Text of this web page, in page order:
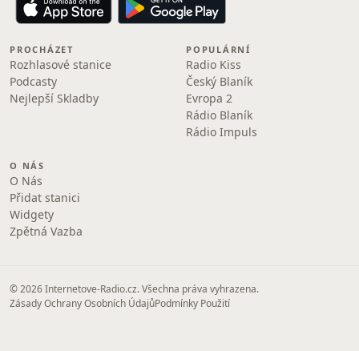
PROCHÁZET
Rozhlasové stanice
Podcasty
Nejlepší Skladby
POPULÁRNÍ
Radio Kiss
Český Blaník
Evropa 2
Rádio Blaník
Rádio Impuls
O NÁS
O Nás
Přidat stanici
Widgety
Zpětná Vazba
© 2026 Internetove-Radio.cz. Všechna práva vyhrazena.
Zásady Ochrany Osobních ÚdajůPodmínky Použití